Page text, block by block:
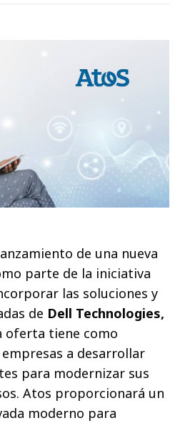
de una nueva
parte de la iniciativa
las soluciones y
de Dell Technologies,
oferta tiene como
a desarrollar
para modernizar sus
Atos proporcionará un
moderno para